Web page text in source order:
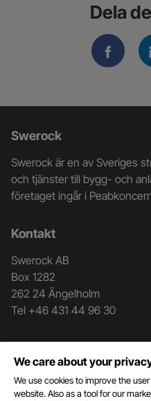
Dela
Ytterligare
information
och
kontaktuppgifter
Swerock
Swerock är en av Sveriges
och tjänster till bygg- och
företaget ingår i
Kontakt
Swerock AB
Box 1282
262 24 Ängelholm
Tel +46 431 44 96 30
Kontakt
Mottagningsblankett
We care about your
We use cookies to improve the
website. Also as a tool for our